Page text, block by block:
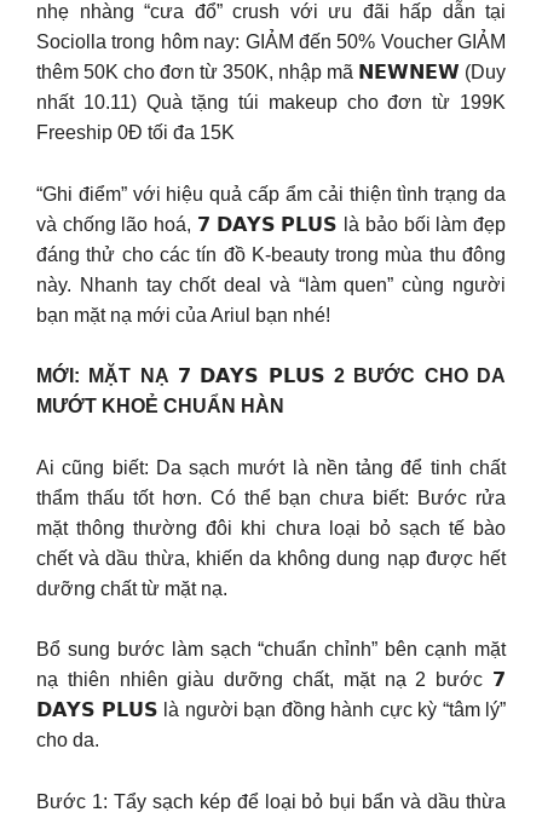
nhẹ nhàng “cưa đổ” crush với ưu đãi hấp dẫn tại
Sociolla trong hôm nay: GIẢM đến 50% Voucher GIẢM
thêm 50K cho đơn từ 350K, nhập mã 𝗡𝗘𝗪𝗡𝗘𝗪 (Duy
nhất 10.11) Quà tặng túi makeup cho đơn từ 199K
Freeship 0Đ tối đa 15K
“Ghi điểm” với hiệu quả cấp ẩm cải thiện tình trạng da
và chống lão hoá, 𝟳 𝗗𝗔𝗬𝗦 𝗣𝗟𝗨𝗦 là bảo bối làm đẹp
đáng thử cho các tín đồ K-beauty trong mùa thu đông
này. Nhanh tay chốt deal và “làm quen” cùng người
bạn mặt nạ mới của Ariul bạn nhé!
MỚI: MẶT NẠ 𝟳 𝗗𝗔𝗬𝗦 𝗣𝗟𝗨𝗦 2 BƯỚC CHO DA
MƯỚT KHOẺ CHUẨN HÀN
Ai cũng biết: Da sạch mướt là nền tảng để tinh chất
thẩm thấu tốt hơn. Có thể bạn chưa biết: Bước rửa
mặt thông thường đôi khi chưa loại bỏ sạch tế bào
chết và dầu thừa, khiến da không dung nạp được hết
dưỡng chất từ mặt nạ.
Bổ sung bước làm sạch “chuẩn chỉnh” bên cạnh mặt
nạ thiên nhiên giàu dưỡng chất, mặt nạ 2 bước 𝟳
𝗗𝗔𝗬𝗦 𝗣𝗟𝗨𝗦 là người bạn đồng hành cực kỳ “tâm lý”
cho da.
Bước 1: Tẩy sạch kép để loại bỏ bụi bẩn và dầu thừa